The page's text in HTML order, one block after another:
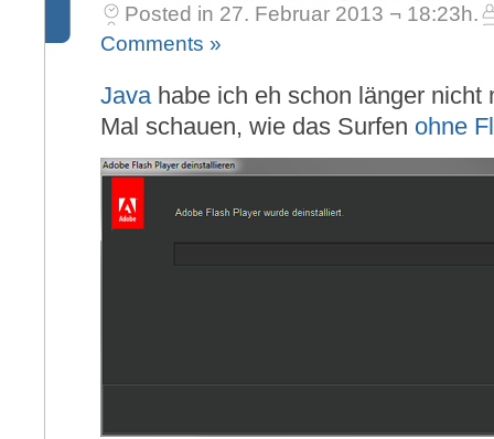
Posted in 27. Februar 2013 ¬ 18:23h.
Comments »
Java habe ich eh schon länger nicht
Mal schauen, wie das Surfen ohne